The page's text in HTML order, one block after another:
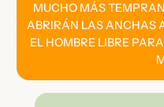
MUCHO MÁS
ABRIRÁN LAS ANCHAS
EL HOMBRE LIBRE